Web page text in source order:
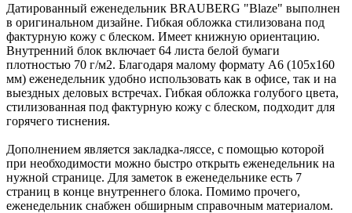
Датированный еженедельник BRAUBERG "Blaze" выполнен
в оригинальном дизайне. Гибкая обложка стилизована под
фактурную кожу с блеском. Имеет книжную ориентацию.
Внутренний блок включает 64 листа белой бумаги
плотностью 70 г/м2. Благодаря малому формату А6 (105х160
мм) еженедельник удобно использовать как в офисе, так и на
выездных деловых встречах. Гибкая обложка голубого цвета,
стилизованная под фактурную кожу с блеском, подходит для
горячего тиснения.
Дополнением является закладка-ляссе, с помощью которой
при необходимости можно быстро открыть еженедельник на
нужной странице. Для заметок в еженедельнике есть 7
страниц в конце внутреннего блока. Помимо прочего,
еженедельник снабжен обширным справочным материалом.